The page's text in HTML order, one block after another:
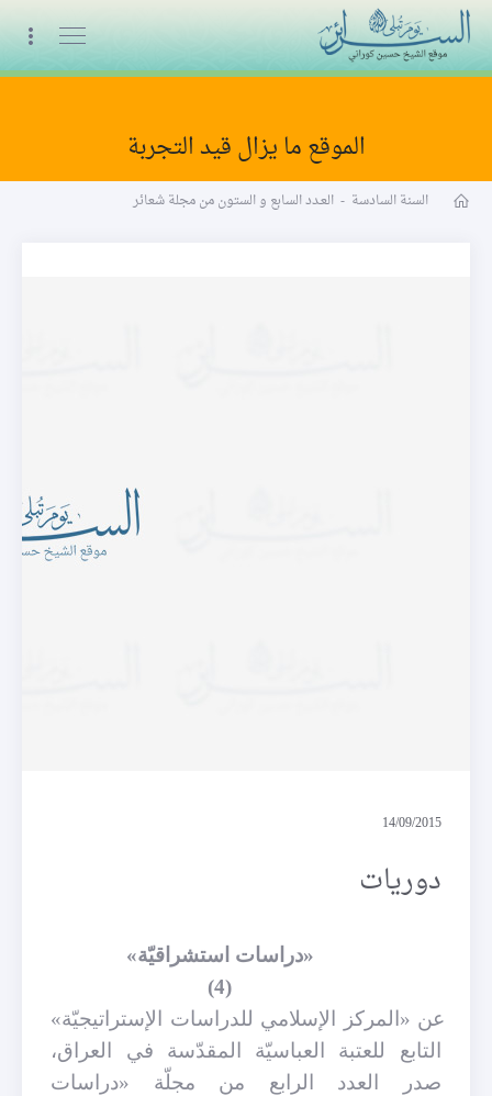
البث المباشر
الموقع ما يزال قيد التجربة
السنة السادسة - العـدد السابع و الستون من مجلة شعائر
14/09/2015
دوريات
«دراسات استشراقيّة»
(4)
عن «المركز الإسلامي للدراسات الإستراتيجيّة»
التابع للعتبة العباسيّة المقدّسة في العراق،
صدر العدد الرابع من مجلّة «دراسات